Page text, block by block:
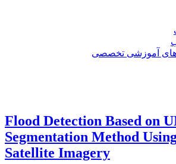
آموزشی تخصصی
Flood Detection Based on
Segmentation Method
Satellite Imagery